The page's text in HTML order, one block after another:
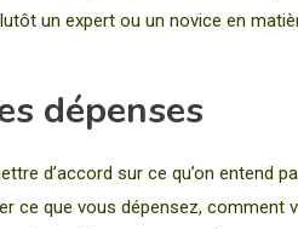
un expert ou un novice en
dépenses
d’accord sur ce qu’on entend
ce que vous dépensez, comment